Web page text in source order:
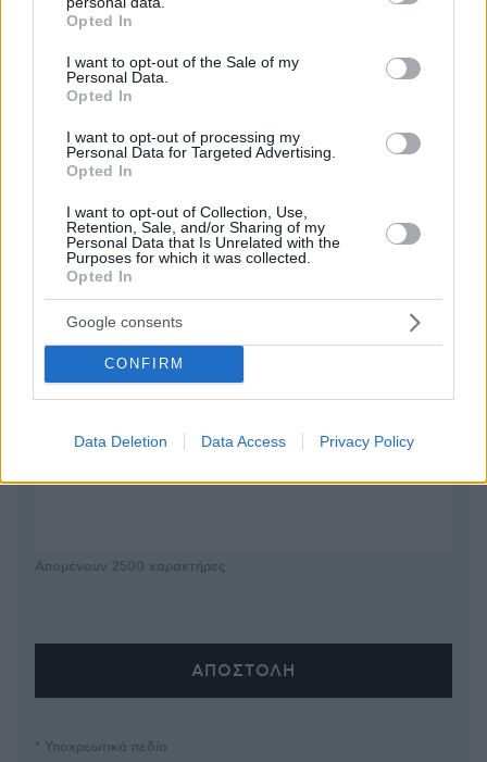
grant or deny consent to Google and its third-party tags to
use your data for below specified purposes in below Google
consent section.
Opted In
I want to opt-out of the Sale of my
Personal Data.
Opted In
I want to opt-out of processing my
Personal Data for Targeted Advertising.
Opted In
I want to opt-out of Collection, Use,
Retention, Sale, and/or Sharing of my
Personal Data that Is Unrelated with the
Purposes for which it was collected.
Opted In
Google consents
CONFIRM
Data Deletion Data Access Privacy Policy
ΠΡΟΣΘΗΚΗ ΣΧΟΛΙΟΥ
EMAIL
ΣΧΌΛΙΟ *
Απομένουν 2500 χαρακτήρες
* Υποχρεωτικά πεδία